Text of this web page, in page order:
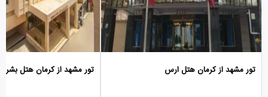
تور مشهد از کرمان هتل ارس تور مشهد از کرمان هتل بشری